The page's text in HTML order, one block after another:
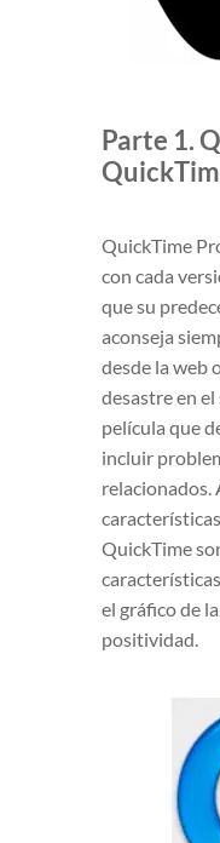
Parte 1.
QuickTime
con cada
que su
aconseja
desde la web
desastre en
película que
incluir
relacionados.
QuickTime
el gráfico de
positividad.